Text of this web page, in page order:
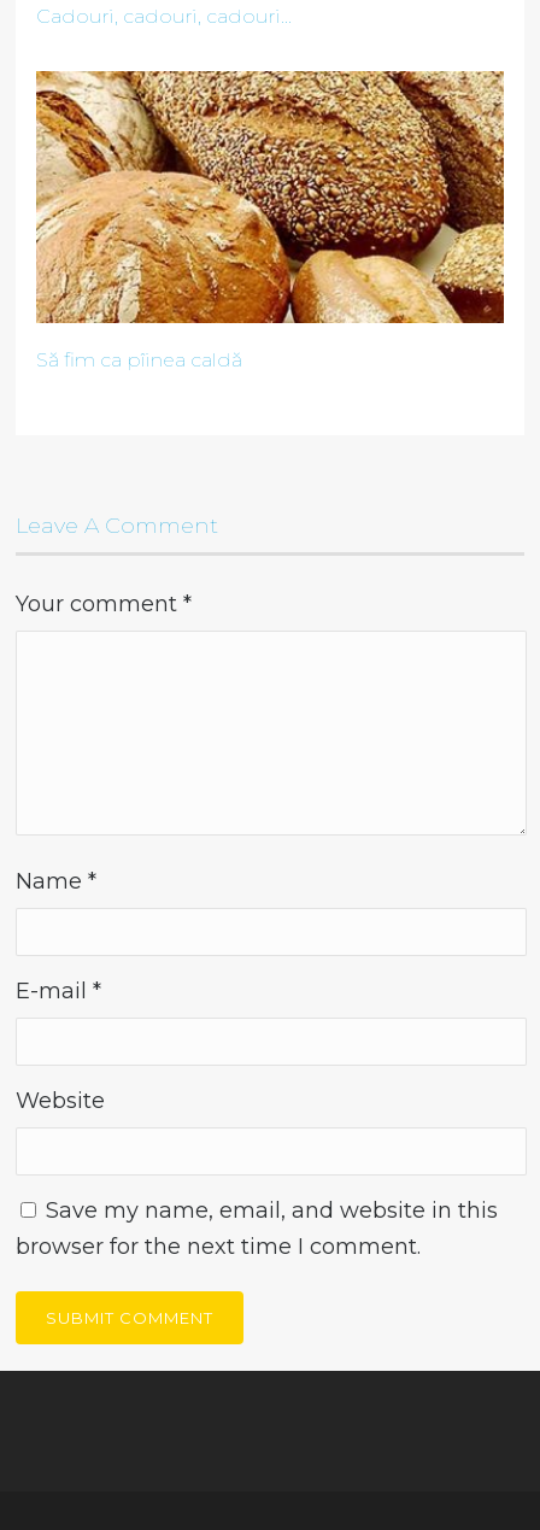
Cadouri, cadouri, cadouri...
Să fim ca pîinea caldă
Leave A Comment
Your comment*
Name*
E-mail*
Website
Save my name, email, and website in this
browser for the next time I comment.